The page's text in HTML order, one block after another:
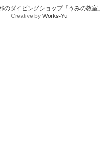
のダイビングショップ「うみの教室
Creative by Works-Yui